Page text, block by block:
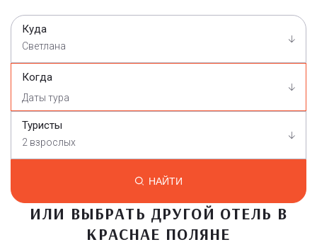
Куда
Светлана
Когда
Туристы
2 взрослых
НАЙТИ
ИЛИ ВЫБРАТЬ ДРУГОЙ ОТЕЛЬ В
КРАСНАЕ ПОЛЯНЕ